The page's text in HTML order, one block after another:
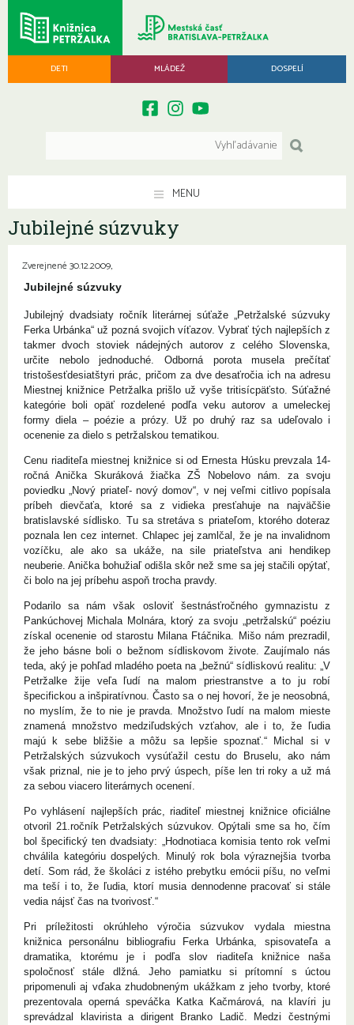
DETI MLÁDEŽ DOSPELÍ
MENU
Jubilejné súzvuky
Zverejnené 30.12.2009,
Jubilejné súzvuky
Jubilejný dvadsiaty ročník literárnej súťaže „Petržalské súzvuky
Ferka Urbánka“ už pozná svojich víťazov. Vybrať tých najlepších z
takmer dvoch stoviek nádejných autorov z celého Slovenska,
určite nebolo jednoduché. Odborná porota musela prečítať
tristošesťdesiatštyri prác, pričom za dve desaťročia ich na adresu
Miestnej knižnice Petržalka prišlo už vyše tritisícpäťsto. Súťažné
kategórie boli opäť rozdelené podľa veku autorov a umeleckej
formy diela – poézie a prózy. Už po druhý raz sa udeľovalo i
ocenenie za dielo s petržalskou tematikou.
Cenu riaditeľa miestnej knižnice si od Ernesta Húsku prevzala 14-
ročná Anička Skuráková žiačka ZŠ Nobelovo nám. za svoju
poviedku „Nový priateľ- nový domov“, v nej veľmi citlivo popísala
príbeh dievčaťa, ktoré sa z vidieka presťahuje na najväčšie
bratislavské sídlisko. Tu sa stretáva s priateľom, ktorého doteraz
poznala len cez internet. Chlapec jej zamlčal, že je na invalidnom
vozíčku, ale ako sa ukáže, na sile priateľstva ani hendikep
neuberie. Anička bohužiaľ odišla skôr než sme sa jej stačili opýtať,
či bolo na jej príbehu aspoň trocha pravdy.
Podarilo sa nám však osloviť šestnásťročného gymnazistu z
Pankúchovej Michala Molnára, ktorý za svoju „petržalskú“ poéziu
získal ocenenie od starostu Milana Ftáčnika. Mišo nám prezradil,
že jeho básne boli o bežnom sídliskovom živote. Zaujímalo nás
teda, aký je pohľad mladého poeta na „bežnú“ sídliskovú realitu: „V
Petržalke žije veľa ľudí na malom priestranstve a to ju robí
špecifickou a inšpiratívnou. Často sa o nej hovorí, že je neosobná,
no myslím, že to nie je pravda. Množstvo ľudí na malom mieste
znamená množstvo medziľudských vzťahov, ale i to, že ľudia
majú k sebe bližšie a môžu sa lepšie spoznať.“ Michal si v
Petržalských súzvukoch vysúťažil cestu do Bruselu, ako nám
však priznal, nie je to jeho prvý úspech, píše len tri roky a už má
za sebou viacero literárnych ocenení.
Po vyhlásení najlepších prác, riaditeľ miestnej knižnice oficiálne
otvoril 21.ročník Petržalských súzvukov. Opýtali sme sa ho, čím
bol špecifický ten dvadsiaty: „Hodnotiaca komisia tento rok veľmi
chválila kategóriu dospelých. Minulý rok bola výraznejšia tvorba
detí. Som rád, že školáci z istého prebytku emócii píšu, no veľmi
ma teší i to, že ľudia, ktorí musia dennodenne pracovať si stále
vedia nájsť čas na tvorivosť.“
Pri príležitosti okrúhleho výročia súzvukov vydala miestna
knižnica personálnu bibliografiu Ferka Urbánka, spisovateľa a
dramatika, ktorému je i podľa slov riaditeľa knižnice naša
spoločnosť stále dlžná. Jeho pamiatku si prítomní s úctou
pripomenuli aj vďaka zhudobneným ukážkam z jeho tvorby, ktoré
prezentovala operná speváčka Katka Kačmárová, na klavíri ju
sprevádzal klavirista a dirigent Branko Ladič. Medzi čestnými